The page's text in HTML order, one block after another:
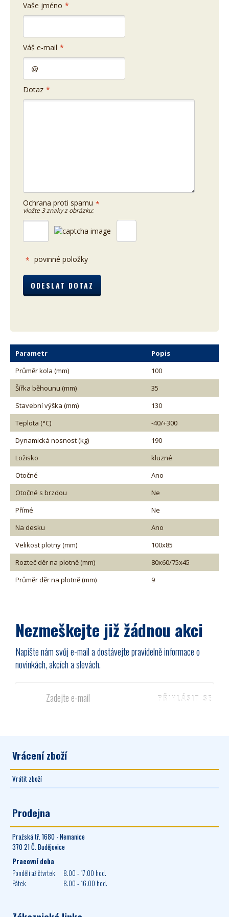
Vaše jméno *
Váš e-mail *
Dotaz *
Ochrana proti spamu *
vložte 3 znaky z obrázku:
* povinné položky
Parametr
Popis
Průměr kola (mm)
100
Šířka běhounu (mm)
35
Stavební výška (mm)
130
Teplota (°C)
-40/+300
Dynamická nosnost (kg)
190
Ložisko
kluzné
Otočné
Ano
Otočné s brzdou
Ne
Přímé
Ne
Na desku
Ano
Velikost plotny (mm)
100x85
Rozteč děr na plotně (mm)
80x60/75x45
Průměr děr na plotně (mm)
9
Nezmeškejte již žádnou akci
Napište nám svůj e-mail a dostávejte pravidelně informace o
novinkách, akcích a slevách.
Vrácení zboží
Vrátit zboží
Prodejna
Pražská tř. 1680 - Nemanice
370 21 Č. Budějovice
Pracovní doba
Pondělí až čtvrtek
8.00 - 17.00 hod.
Pátek
8.00 - 16.00 hod.